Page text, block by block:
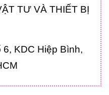
TƯ VÀ THIẾT BỊ
KDC Hiệp Bình,